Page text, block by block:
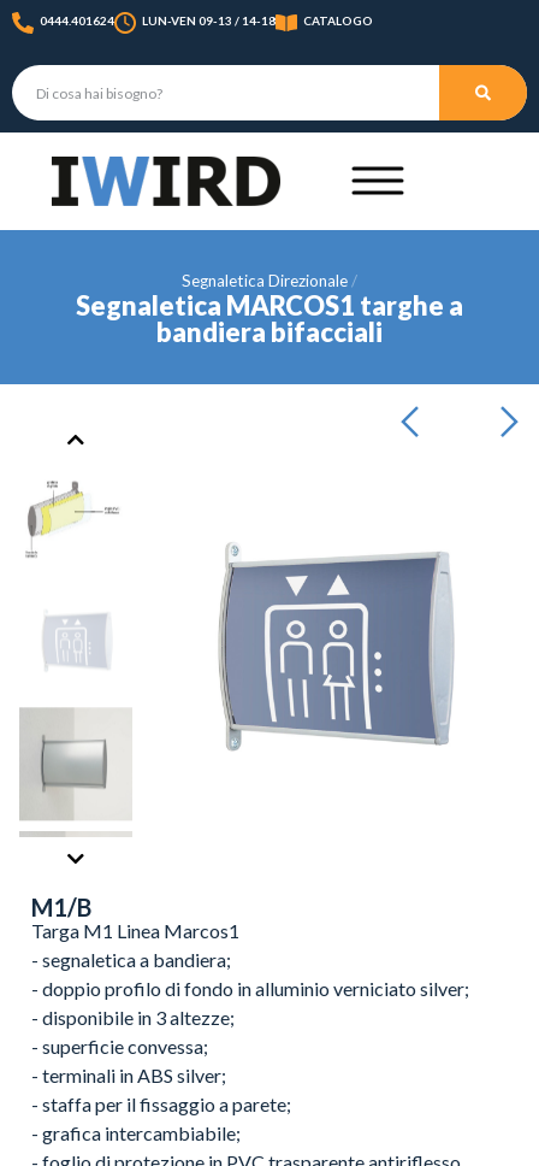
0444.401624 LUN-VEN 09-13 / 14-18 CATALOGO
Segnaletica Direzionale
Segnaletica MARCOS1 targhe a
bandiera bifacciali
M1/B
Targa M1 Linea Marcos1
- segnaletica a bandiera;
- doppio profilo di fondo in alluminio verniciato silver;
- disponibile in 3 altezze;
- superficie convessa;
- terminali in ABS silver;
- staffa per il fissaggio a parete;
- grafica intercambiabile;